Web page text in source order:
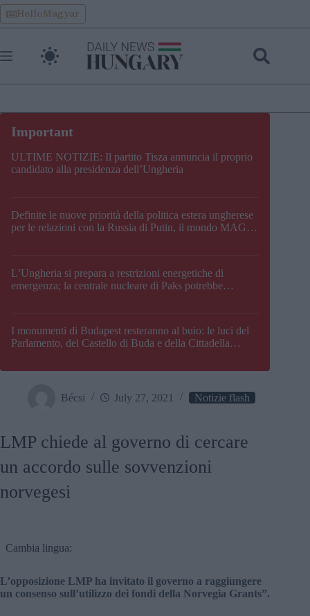
Skip
to
content
HelloMagyar
ULTIME NOTIZIE: Il partito Tisza annuncia il proprio
candidato alla presidenza dell’Ungheria
Definite le nuove priorità della politica estera ungherese
per le relazioni con la Russia di Putin, il mondo MAGA,
L’Ungheria si prepara a restrizioni energetiche di
emergenza; la centrale nucleare di Paks potrebbe
I monumenti di Budapest resteranno al buio: le luci del
Parlamento, del Castello di Buda e della Cittadella
Bécsi July 27, 2021 Notizie flash
LMP chiede al governo di cercare
un accordo sulle sovvenzioni
norvegesi
Cambia lingua:
L’opposizione LMP ha invitato il governo a raggiungere
un consenso sull’utilizzo dei fondi della Norvegia Grants”.